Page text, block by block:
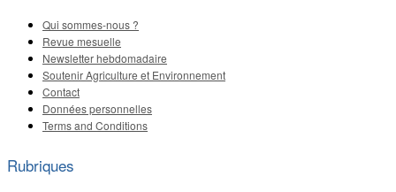
Qui sommes-nous ?
Revue mesuelle
Newsletter hebdomadaire
Soutenir Agriculture et Environnement
Contact
Données personnelles
Terms and Conditions
Rubriques